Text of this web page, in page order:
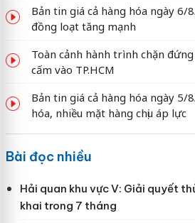
Bản tin giá cả hàng hóa ngày 6/
đồng loạt tăng mạnh
Toàn cảnh hành trình chặn
cấm vào TP.HCM
Bản tin giá cả hàng hóa ngày 5/
hóa, nhiều mặt hàng chịu áp lực
Bài đọc nhiều
Hải quan khu vực V: Giải quyết
khai trong 7 tháng